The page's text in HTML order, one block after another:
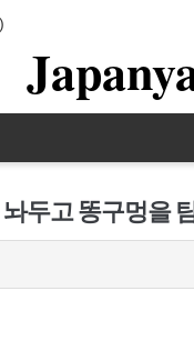
두고 똥구멍을